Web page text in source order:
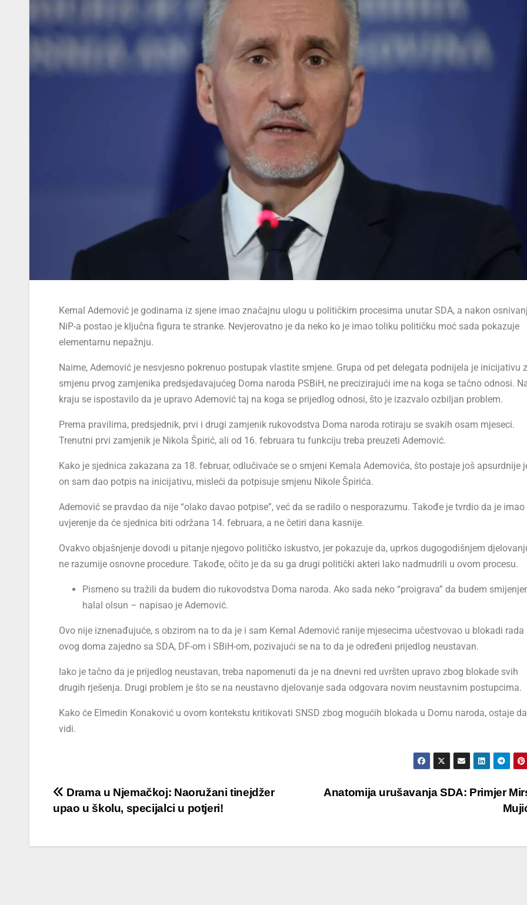
Kemal Ademović je godinama iz sjene imao značajnu ulogu u političkim procesima unutar SDA, a nakon
NiP-a postao je ključna figura te stranke. Nevjerovatno je da neko ko je imao toliku političku moć sada pokazuje
elementarnu nepažnju.
Naime, Ademović je nesvjesno pokrenuo postupak vlastite smjene. Grupa od pet delegata podnijela je inicijativu
smjenu prvog zamjenika predsjedavajućeg Doma naroda PSBiH, ne precizirajući ime na koga se tačno odnosi.
kraju se ispostavilo da je upravo Ademović taj na koga se prijedlog odnosi, što je izazvalo ozbiljan problem.
Prema pravilima, predsjednik, prvi i drugi zamjenik rukovodstva Doma naroda rotiraju se svakih osam mjeseci.
Trenutni prvi zamjenik je Nikola Špirić, ali od 16. februara tu funkciju treba preuzeti Ademović.
Kako je sjednica zakazana za 18. februar, odlučivaće se o smjeni Kemala Ademovića, što postaje još apsurdnije
on sam dao potpis na inicijativu, misleći da potpisuje smjenu Nikole Špirića.
Ademović se pravdao da nije “olako davao potpise”, već da se radilo o nesporazumu. Takođe je tvrdio da je imao
uvjerenje da će sjednica biti održana 14. februara, a ne četiri dana kasnije.
Ovakvo objašnjenje dovodi u pitanje njegovo političko iskustvo, jer pokazuje da, uprkos dugogodišnjem
ne razumije osnovne procedure. Takođe, očito je da su ga drugi politički akteri lako nadmudrili u ovom procesu.
Pismeno su tražili da budem dio rukovodstva Doma naroda. Ako sada neko “proigrava” da budem
halal olsun – napisao je Ademović.
Ovo nije iznenađujuće, s obzirom na to da je i sam Kemal Ademović ranije mjesecima učestvovao u blokadi rada
ovog doma zajedno sa SDA, DF-om i SBiH-om, pozivajući se na to da je određeni prijedlog neustavan.
Iako je tačno da je prijedlog neustavan, treba napomenuti da je na dnevni red uvršten upravo zbog blokade svih
drugih rješenja. Drugi problem je što se na neustavno djelovanje sada odgovara novim neustavnim postupcima.
Kako će Elmedin Konaković u ovom kontekstu kritikovati SNSD zbog mogućih blokada u Domu naroda, ostaje
vidi.
Anatomija urušavanja SDA: Primjer
Drama u Njemačkoj: Naoružani tinejdžer
upao u školu, specijalci u potjeri!